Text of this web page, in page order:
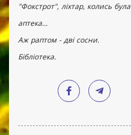
"Фокстрот", ліхтар, колись була
аптека...
Аж раптом - дві сосни.
Бібліотека.